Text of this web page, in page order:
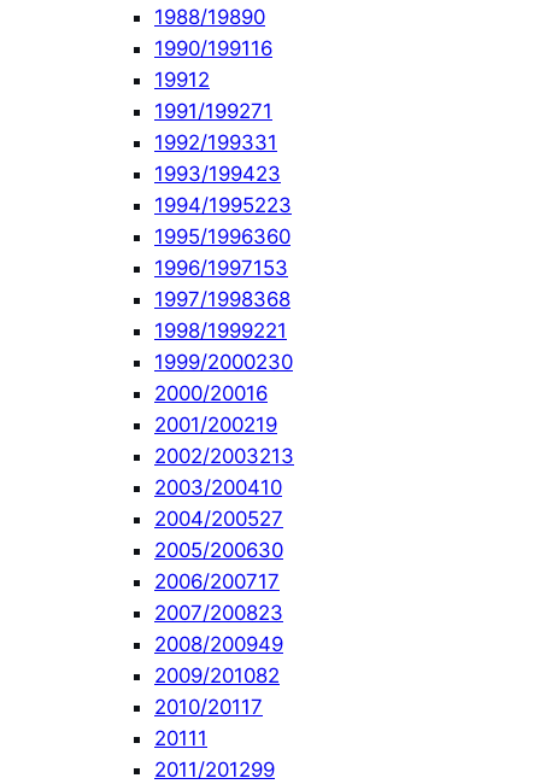
1988/19890
1990/199116
19912
1991/199271
1992/199331
1993/199423
1994/1995223
1995/1996360
1996/1997153
1997/1998368
1998/1999221
1999/2000230
2000/20016
2001/200219
2002/2003213
2003/200410
2004/200527
2005/200630
2006/200717
2007/200823
2008/200949
2009/201082
2010/20117
20111
2011/201299